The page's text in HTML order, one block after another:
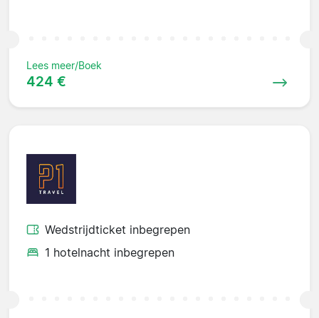
Lees meer/Boek
424 €
Wedstrijdticket inbegrepen
1 hotelnacht inbegrepen